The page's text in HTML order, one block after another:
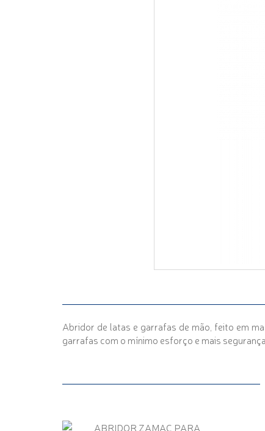
Abridor de latas e garrafas de mão, feito em
garrafas com o mínimo esforço e mais